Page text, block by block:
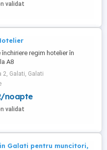
validat
închiriere regim hotelier în
A8
2, Galati, Galati
noapte
validat
Galati pentru muncitori,